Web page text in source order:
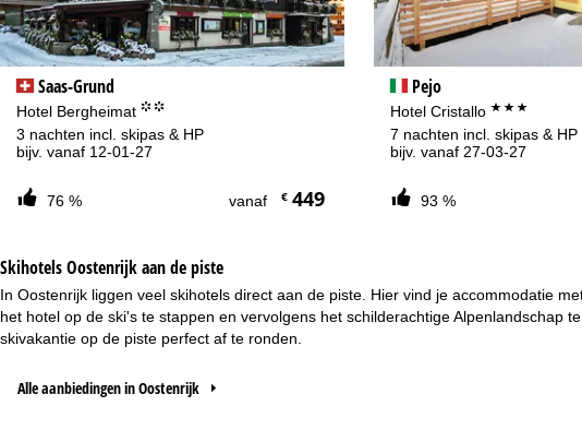
Saas-Grund
Hotel Bergheimat °°
3 nachten incl. skipas & HP
bijv. vanaf 12-01-27
76 % vanaf €449
Pejo
Hotel Cristallo ***
7 nachten incl. skipas & HP
bijv. vanaf 27-03-27
93 %
Skihotels Oostenrijk aan de piste
In Oostenrijk liggen veel skihotels direct aan de piste. Hier vind je accommodatie
het hotel op de ski's te stappen en vervolgens het schilderachtige Alpenlandschap
skivakantie op de piste perfect af te ronden.
Alle aanbiedingen in Oostenrijk